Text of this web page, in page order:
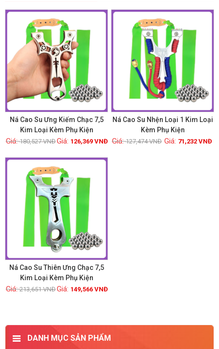
GIẢM GIÁ!
Ná Cao Su Ưng Kiếm Chạc 7,5
Kim Loại Kèm Phụ Kiện
180,527VNĐ 126,369 VNĐ
GIẢM GIÁ!
Ná Cao Su Nhện Loại 1 Kim Loại
Kèm Phụ Kiện
127,474VNĐ 71,232VNĐ
GIẢM GIÁ!
Ná Cao Su Thiên Ưng Chạc 7,5
Kim Loại Kèm Phụ Kiện
213,651VNĐ 149,566 VNĐ
DANH MỤC SẢN PHẨM